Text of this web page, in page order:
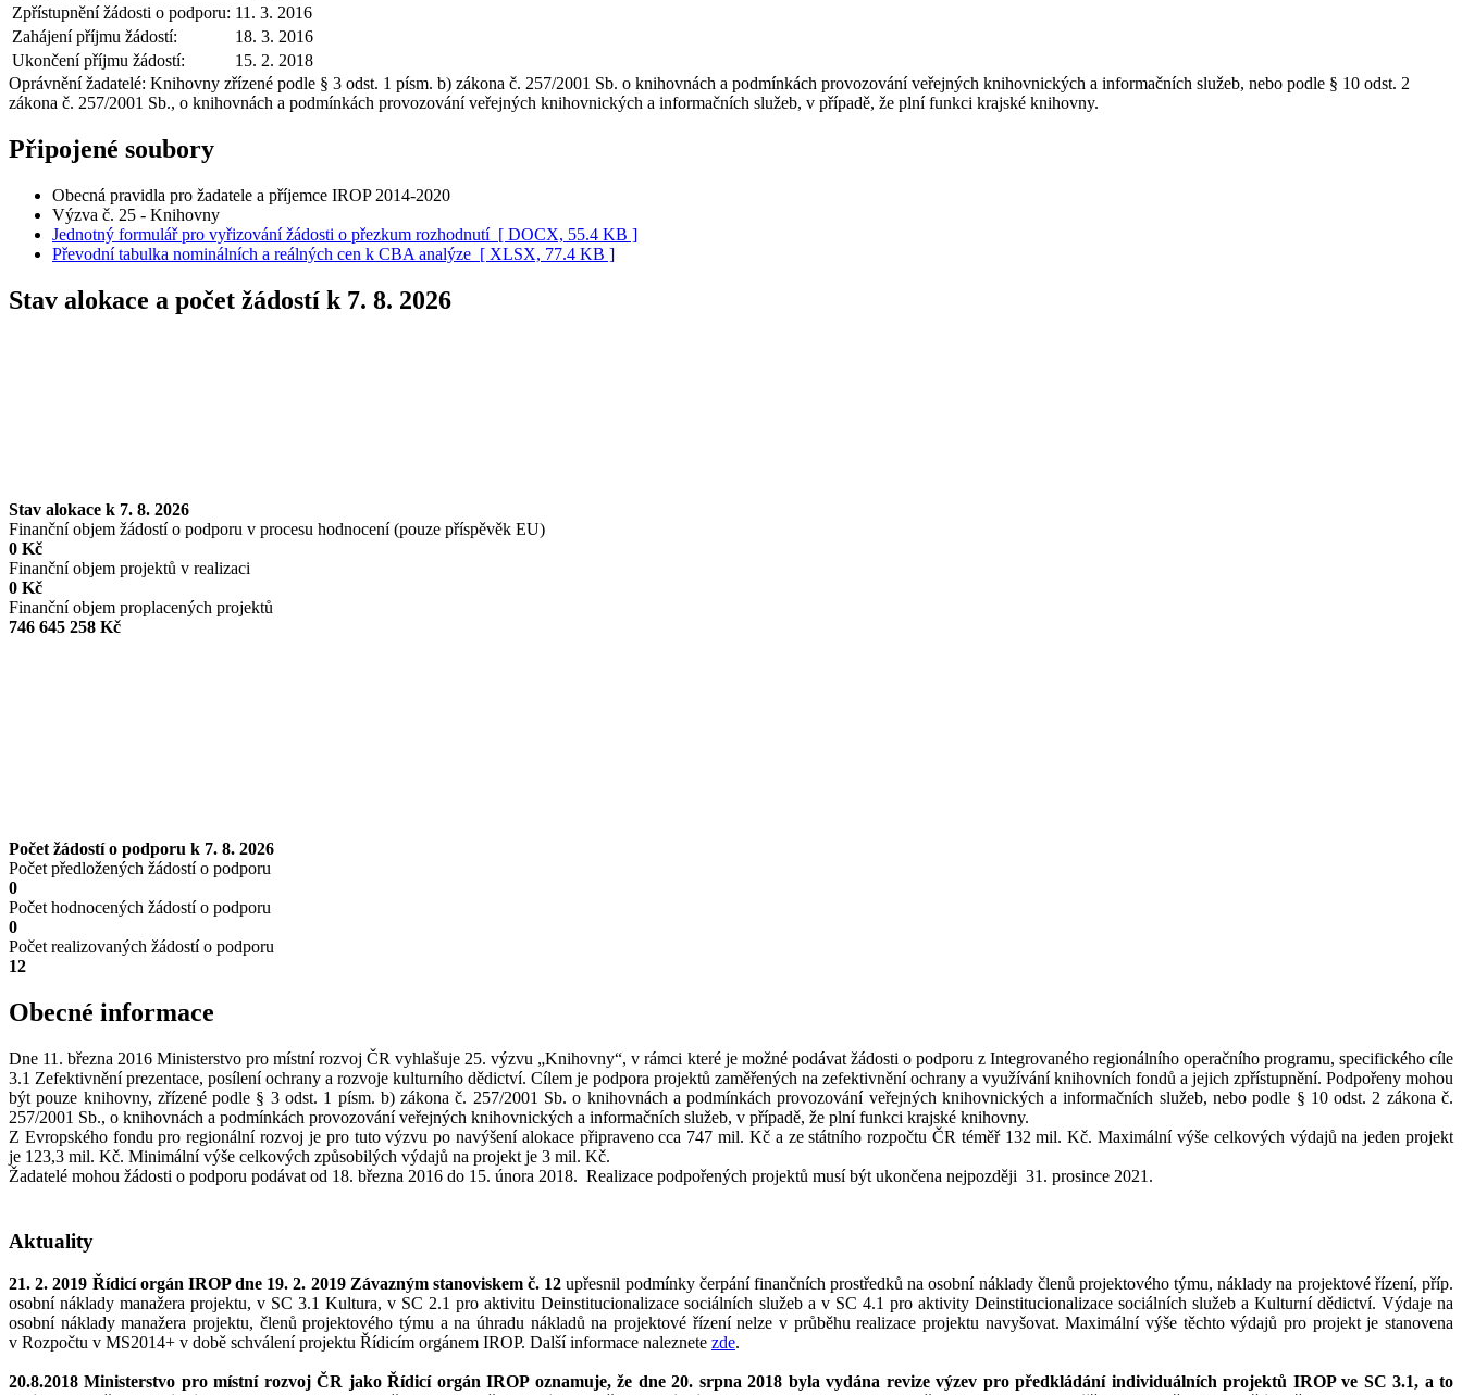
Zpřístupnění žádosti o podporu: 11. 3. 2016
Zahájení příjmu žádostí:
18. 3. 2016
Ukončení příjmu žádostí:
15. 2. 2018
Oprávnění žadatelé: Knihovny zřízené podle § 3 odst. 1 písm. b) zákona č. 257/2001 Sb. o knihovnách a podmínkách provozování veřejných knihovnických a informačních služeb, nebo podle § 10 odst. 2
zákona č. 257/2001 Sb., o knihovnách a podmínkách provozování veřejných knihovnických a informačních služeb, v případě, že plní funkci krajské knihovny.
Připojené soubory
Obecná pravidla pro žadatele a příjemce IROP 2014-2020
Výzva č. 25 - Knihovny
Jednotný formulář pro vyřizování žádosti o přezkum rozhodnutí [ DOCX, 55.4 KB ]
Převodní tabulka nominálních a reálných cen k CBA analýze [ XLSX, 77.4 KB ]
Stav alokace a počet žádostí k 7. 8. 2026
Stav alokace k 7. 8. 2026
Finanční objem žádostí o podporu v procesu hodnocení (pouze příspěvěk EU)
0 Kč
Finanční objem projektů v realizaci
0 Kč
Finanční objem proplacených projektů
746 645 258 Kč
Počet žádostí o podporu k 7. 8. 2026
Počet předložených žádostí o podporu
0
Počet hodnocených žádostí o podporu
0
Počet realizovaných žádostí o podporu
12
Obecné informace
Dne 11. března 2016 Ministerstvo pro místní rozvoj ČR vyhlašuje 25. výzvu „Knihovny“, v rámci které je možné podávat žádosti o podporu z Integrovaného regionálního operačního programu, specifického cíle
3.1 Zefektivnění prezentace, posílení ochrany a rozvoje kulturního dědictví. Cílem je podpora projektů zaměřených na zefektivnění ochrany a využívání knihovních fondů a jejich zpřístupnění. Podpořeny mohou
být pouze knihovny, zřízené podle § 3 odst. 1 písm. b) zákona č. 257/2001 Sb. o knihovnách a podmínkách provozování veřejných knihovnických a informačních služeb, nebo podle § 10 odst. 2 zákona č.
257/2001 Sb., o knihovnách a podmínkách provozování veřejných knihovnických a informačních služeb, v případě, že plní funkci krajské knihovny.
Z Evropského fondu pro regionální rozvoj je pro tuto výzvu po navýšení alokace připraveno cca 747 mil. Kč a ze státního rozpočtu ČR téměř 132 mil. Kč. Maximální výše celkových výdajů na jeden projekt
je 123,3 mil. Kč. Minimální výše celkových způsobilých výdajů na projekt je 3 mil. Kč.
Žadatelé mohou žádosti o podporu podávat od 18. března 2016 do 15. února 2018. Realizace podpořených projektů musí být ukončena nejpozději 31. prosince 2021.
Aktuality
21. 2. 2019 Řídicí orgán IROP dne 19. 2. 2019 Závazným stanoviskem č. 12 upřesnil podmínky čerpání finančních prostředků na osobní náklady členů projektového týmu, náklady na projektové řízení, příp.
osobní náklady manažera projektu, v SC 3.1 Kultura, v SC 2.1 pro aktivitu Deinstitucionalizace sociálních služeb a v SC 4.1 pro aktivity Deinstitucionalizace sociálních služeb a Kulturní dědictví. Výdaje na
osobní náklady manažera projektu, členů projektového týmu a na úhradu nákladů na projektové řízení nelze v průběhu realizace projektu navyšovat. Maximální výše těchto výdajů pro projekt je stanovena
v Rozpočtu v MS2014+ v době schválení projektu Řídicím orgánem IROP. Další informace naleznete zde.
20.8.2018 Ministerstvo pro místní rozvoj ČR jako Řídicí orgán IROP oznamuje, že dne 20. srpna 2018 byla vydána revize výzev pro předkládání individuálních projektů IROP ve SC 3.1, a to